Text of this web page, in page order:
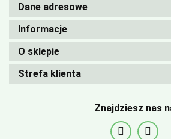
Dane adresowe
Informacje
O sklepie
Strefa klienta
Znajdziesz nas